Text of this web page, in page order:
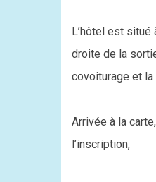
L’hôtel est situé
droite de la
covoiturage et
Arrivée à la
l’inscription,